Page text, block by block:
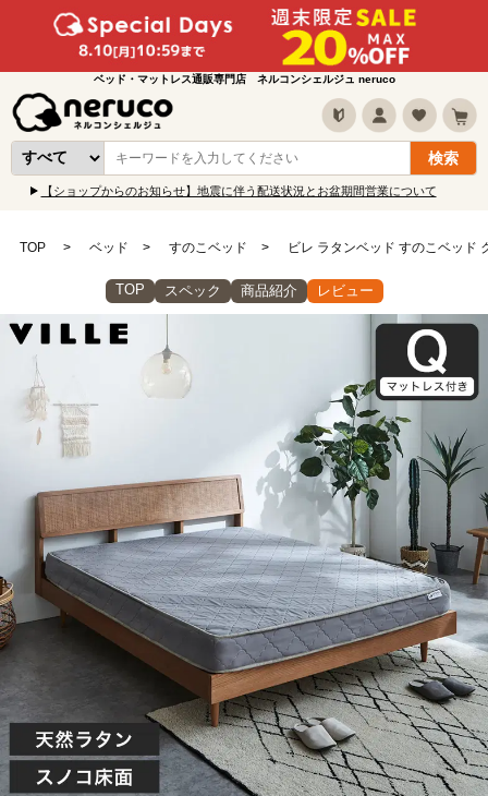
ベッド・マットレス通販専門店 ネルコンシェルジュ neruco
【ショップからのお知らせ】地震に伴う配送状況とお盆期間営業について
TOP ベッド すのこベッド ビレ ラタンベッド すのこベッド
TOP スペック 商品紹介 レビュー